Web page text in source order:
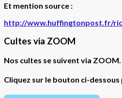
Et mention source :
http://www.huffingtonpost.fr/
Cultes via ZOOM
Nos cultes se suivent via
Cliquez sur le bouton ci-